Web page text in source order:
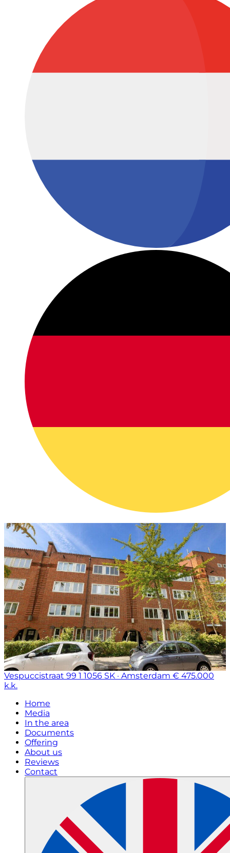
Vespuccistraat 99 1 1056 SK · Amsterdam € 475.000
k.k.
Home
Media
In the area
Documents
Offering
About us
Reviews
Contact